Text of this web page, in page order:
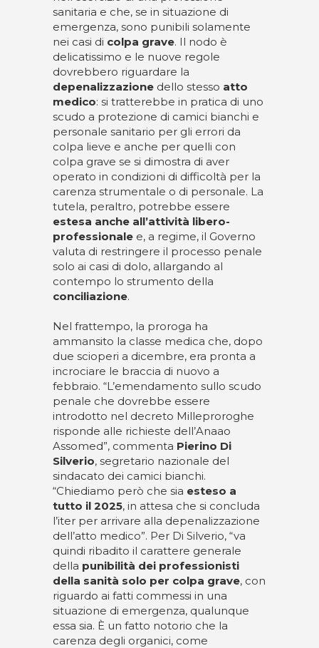
sanitaria e che, se in situazione di
emergenza, sono punibili solamente
nei casi di colpa grave. Il nodo è
delicatissimo e le nuove regole
dovrebbero riguardare la
depenalizzazione dello stesso atto
medico: si tratterebbe in pratica di uno
scudo a protezione di camici bianchi e
personale sanitario per gli errori da
colpa lieve e anche per quelli con
colpa grave se si dimostra di aver
operato in condizioni di difficoltà per la
carenza strumentale o di personale. La
tutela, peraltro, potrebbe essere
estesa anche all’attività libero-
professionale e, a regime, il Governo
valuta di restringere il processo penale
solo ai casi di dolo, allargando al
contempo lo strumento della
conciliazione.
Nel frattempo, la proroga ha
ammansito la classe medica che, dopo
due scioperi a dicembre, era pronta a
incrociare le braccia di nuovo a
febbraio. “L’emendamento sullo scudo
penale che dovrebbe essere
introdotto nel decreto Milleproroghe
risponde alle richieste dell’Anaao
Assomed”, commenta Pierino Di
Silverio, segretario nazionale del
sindacato dei camici bianchi.
“Chiediamo però che sia esteso a
tutto il 2025, in attesa che si concluda
l’iter per arrivare alla depenalizzazione
dell’atto medico”. Per Di Silverio, “va
quindi ribadito il carattere generale
della punibilità dei professionisti
della sanità solo per colpa grave, con
riguardo ai fatti commessi in una
situazione di emergenza, qualunque
essa sia. È un fatto notorio che la
carenza degli organici, come